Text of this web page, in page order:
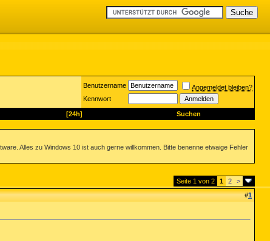
Benutzername
Angemeldet bleiben?
Kennwort
[24h] Suchen
Alles zu Windows 10 ist auch gerne willkommen. Bitte benenne etwaige Fehler
Seite 1 von 2 1 2
>
#1